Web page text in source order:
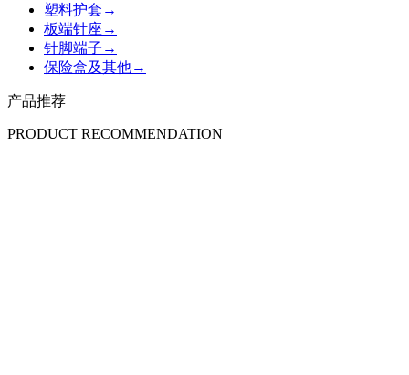
塑料护套 →
板端针座 →
针脚端子 →
保险盒及其他→
产品推荐
PRODUCT RECOMMENDATION